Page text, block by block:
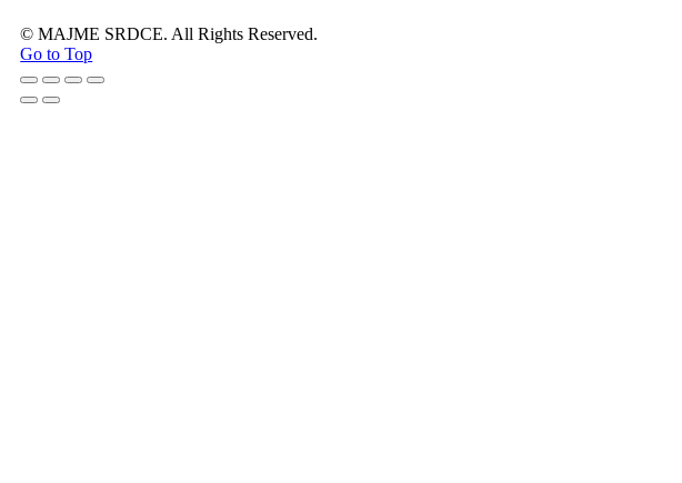
© MAJME SRDCE. All Rights Reserved.
Go to Top